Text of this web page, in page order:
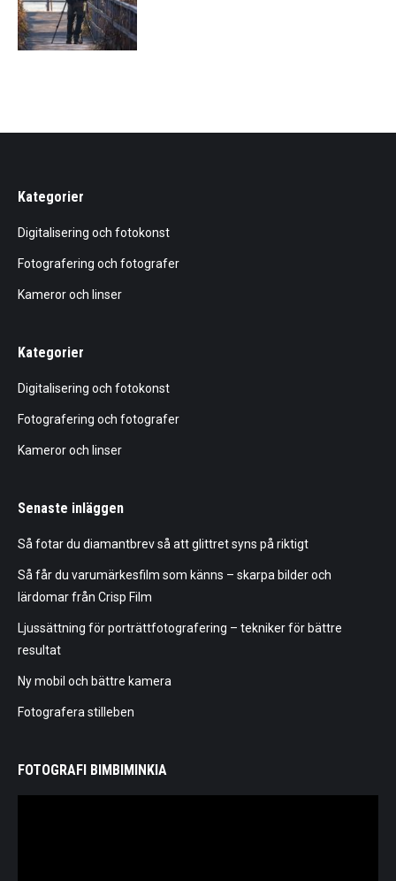
Kategorier
Digitalisering och fotokonst
Fotografering och fotografer
Kameror och linser
Kategorier
Digitalisering och fotokonst
Fotografering och fotografer
Kameror och linser
Senaste inläggen
Så fotar du diamantbrev så att glittret syns på riktigt
Så får du varumärkesfilm som känns – skarpa bilder och
lärdomar från Crisp Film
Ljussättning för porträttfotografering – tekniker för bättre
resultat
Ny mobil och bättre kamera
Fotografera stilleben
FOTOGRAFI BIMBIMINKIA